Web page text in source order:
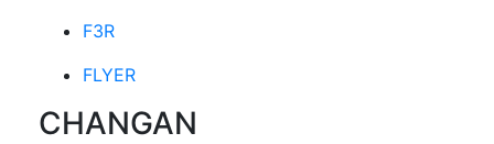
F3R
FLYER
CHANGAN